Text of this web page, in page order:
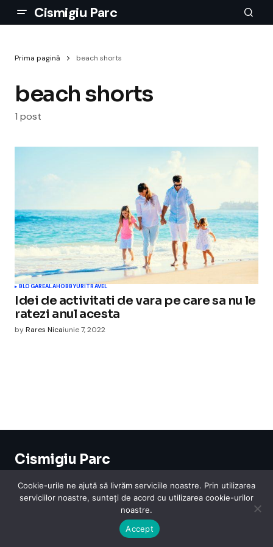
Cismigiu Parc
Prima pagină beach shorts
beach shorts
1 post
BLOGAREALAHOBBYURITRAVEL
Idei de activitati de vara pe care sa nu le
ratezi anul acesta
byRares Nicaiunie 7, 2022
Cismigiu Parc
© 2024 CismigiuParc. All Rights Reserved.
Internet
Legislatie Medical Moda Sarbatori Telefoane Contact
Cookie-urile ne ajută să livrăm serviciile noastre. Prin utilizarea
serviciilor noastre, sunteți de acord cu utilizarea cookie-urilor
noastre.
Accept